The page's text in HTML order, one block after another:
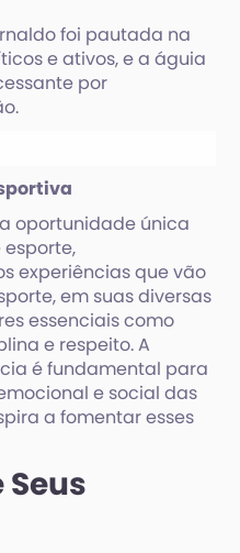
foi pautada na
e ativos, e a águia
por
oportunidade única
experiências que vão
em suas diversas
essenciais como
e respeito. A
é fundamental para
e social das
a fomentar esses